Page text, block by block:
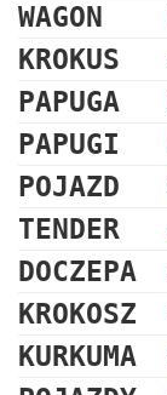
WAGON
KROKUS
PAPUGA
PAPUGI
POJAZD
TENDER
DOCZEPA
KROKOSZ
KURKUMA